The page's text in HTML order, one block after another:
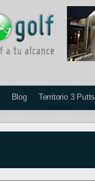
Blog Territorio 3 Putts